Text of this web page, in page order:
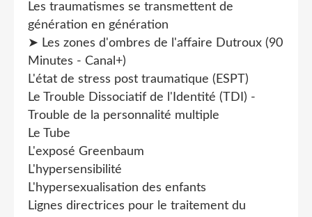
Les traumatismes se transmettent de
génération en génération
➤ Les zones d'ombres de l'affaire Dutroux (90
Minutes - Canal+)
L'état de stress post traumatique (ESPT)
Le Trouble Dissociatif de l'Identité (TDI) -
Trouble de la personnalité multiple
Le Tube
L'exposé Greenbaum
L'hypersensibilité
L'hypersexualisation des enfants
Lignes directrices pour le traitement du